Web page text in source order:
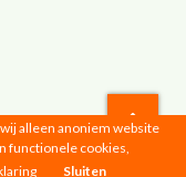
alleen anoniem website
functionele cookies,
Sluiten